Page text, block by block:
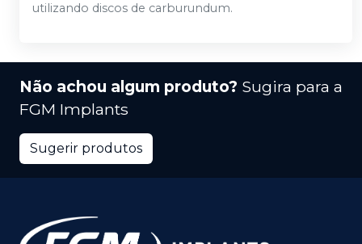
utilizando discos de carburundum.
Não achou algum produto? Sugira para a
FGM Implants
Sugerir produtos